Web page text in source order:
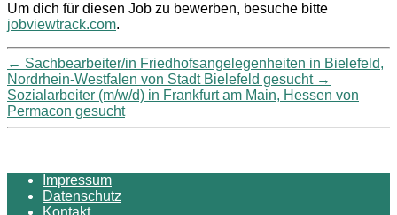
Um dich für diesen Job zu bewerben, besuche bitte
jobviewtrack.com.
← Sachbearbeiter/in Friedhofsangelegenheiten in Bielefeld,
Nordrhein-Westfalen von Stadt Bielefeld gesucht →
Sozialarbeiter (m/w/d) in Frankfurt am Main, Hessen von
Permacon gesucht
Impressum
Datenschutz
Kontakt